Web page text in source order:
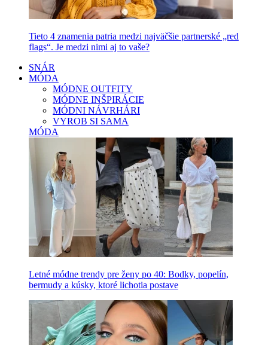
Tieto 4 znamenia patria medzi najväčšie partnerské „red
flags“. Je medzi nimi aj to vaše?
SNÁR
MÓDA
MÓDNE OUTFITY
MÓDNE INŠPIRÁCIE
MÓDNI NÁVRHÁRI
VYROB SI SAMA
MÓDA
Letné módne trendy pre ženy po 40: Bodky, popelín,
bermudy a kúsky, ktoré lichotia postave